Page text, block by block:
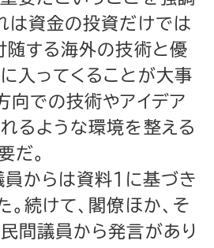
は資金の投資だけでは
随する海外の技術と優
入ってくることが大事
向での技術やアイデア
るような環境を整える
だ。
からは資料１に基づき
続けて、閣僚ほか、そ
間議員から発言があり